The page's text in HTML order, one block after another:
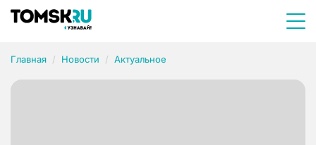
Главная Новости Актуальное